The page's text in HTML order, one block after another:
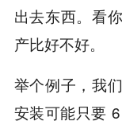
出去东西。看
产比好不好。
举个例子，我
安装可能只要